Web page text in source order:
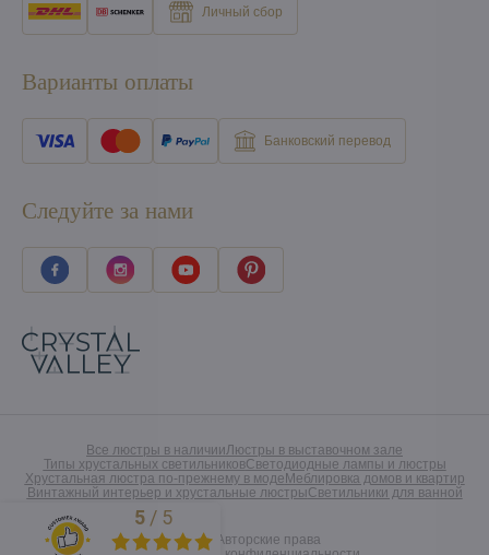
Личный сбор
Варианты оплаты
Банковский перевод
Следуйте за нами
Все люстры в наличииЛюстры в выставочном зале
Типы хрустальных светильниковСветодиодные лампы и люстры
Хрустальная люстра по-прежнему в модеМеблировка домов и квартир
Винтажный интерьер и хрустальные люстрыСветильники для ванной
©2026Авторские права
Excellent
5 / 5